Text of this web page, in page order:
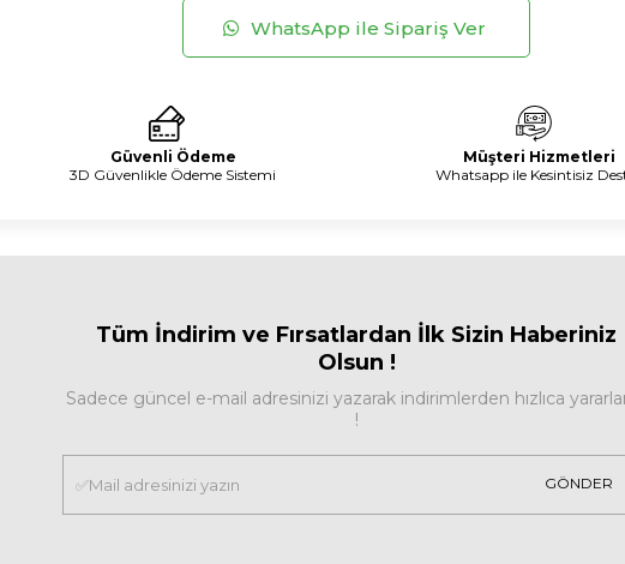
WhatsApp ile Sipariş Ver
Güvenli Ödeme
3D Güvenlikle Ödeme Sistemi
Müşteri Hizmetleri
Whatsapp ile Kesintisiz
Tüm İndirim ve Fırsatlardan İlk Sizin Haberiniz
Olsun !
Sadece güncel e-mail adresinizi yazarak indirimlerden hızlıca
!
GÖNDER